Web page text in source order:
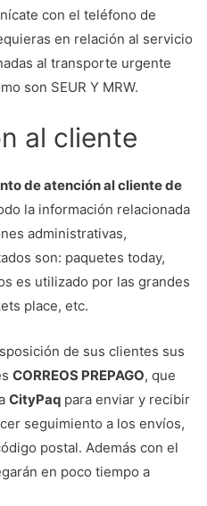
con el teléfono de
en relación al servicio
al transporte urgente
son SEUR Y MRW.
al cliente
de atención al cliente de
la información relacionada
administrativas,
son: paquetes today,
es utilizado por las grandes
place, etc.
de sus clientes sus
CORREOS PREPAGO, que
CityPaq para enviar y recibir
seguimiento a los envíos,
postal. Además con el
en poco tiempo a